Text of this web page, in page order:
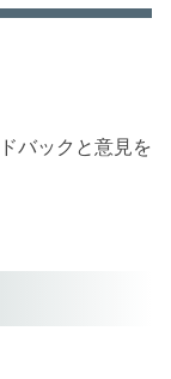
バックと意見を